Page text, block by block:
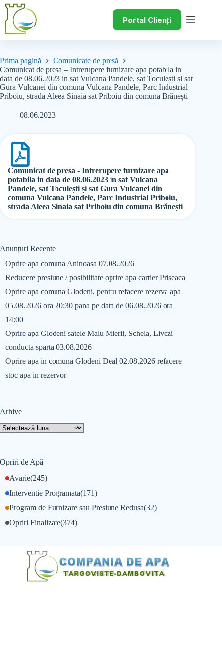
Portal Clienți
Prima pagină
Comunicate de presă
Comunicat de presa – Intrerupere furnizare apa potabila in
data de 08.06.2023 in sat Vulcana Pandele, sat Toculești și sat
Gura Vulcanei din comuna Vulcana Pandele, Parc Industrial
Priboiu, strada Aleea Sinaia sat Priboiu din comuna Brănești
08.06.2023
Comunicat de presa - Intrerupere furnizare apa
potabila in data de 08.06.2023 in sat Vulcana
Pandele, sat Toculești și sat Gura Vulcanei din
comuna Vulcana Pandele, Parc Industrial Priboiu,
strada Aleea Sinaia sat Priboiu din comuna Brănești
Anunțuri Recente
Oprire apa comuna Aninoasa 07.08.2026
Reducere presiune / posibilitate oprire apa cartier Priseaca
Oprire apa comuna Glodeni, pentru refacere rezerva apa
05.08.2026 ora 20:30 pana pe data de 06.08.2026 ora
14:00
Oprire apa Glodeni satele Malu Mierii, Schela, Livezi
conducta sparta 03.08.2026
Oprire apa in comuna Glodeni Deal 02.08.2026 refacere
stoc apa in rezervor
Arhive
Opriri de Apă
Avarie(245)
Interventie Programata(171)
Opriri Finalizate(374)
Program de Furnizare sau Presiune Redusa(32)